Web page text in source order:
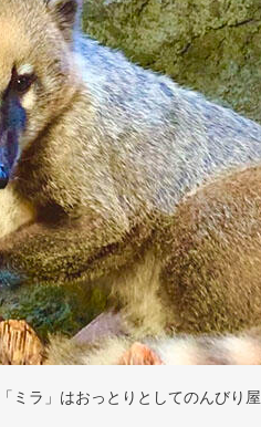
ミラ」はおっとりとしてのんびり屋